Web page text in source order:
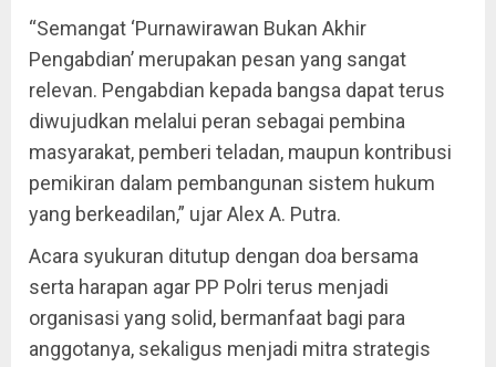
“Semangat ‘Purnawirawan Bukan Akhir
Pengabdian’ merupakan pesan yang sangat
relevan. Pengabdian kepada bangsa dapat terus
diwujudkan melalui peran sebagai pembina
masyarakat, pemberi teladan, maupun kontribusi
pemikiran dalam pembangunan sistem hukum
yang berkeadilan,” ujar Alex A. Putra.
Acara syukuran ditutup dengan doa bersama
serta harapan agar PP Polri terus menjadi
organisasi yang solid, bermanfaat bagi para
anggotanya, sekaligus menjadi mitra strategis